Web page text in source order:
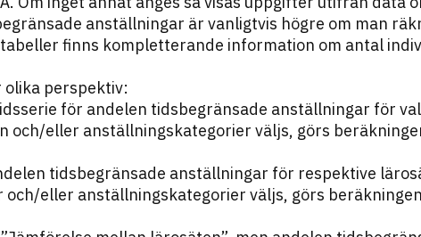
anställningar är vanligtvis högre om man
finns kompletterande information om antal
perspektiv:
för andelen tidsbegränsade anställningar för
och/eller anställningskategorier väljs, görs
tidsbegränsade anställningar för respektive
eller anställningskategorier väljs, görs